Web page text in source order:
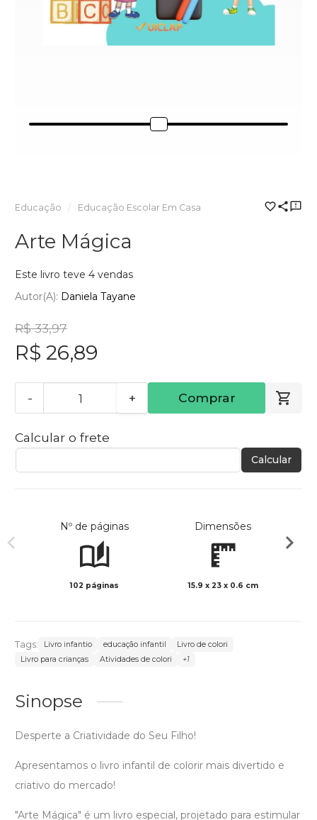
Educação Educação Escolar Em Casa
Arte Mágica
Este livro teve 4 vendas
Autor(a): Daniela Tayane
R$ 33,97
R$ 26,89
- + Comprar
Calcular o frete
Calcular
Nº de páginas
102 páginas
Dimensões
15.9 x 23 x 0.6 cm
Tags: Livro infantio educação infantil
Livro de colori
Livro para crianças
Atividades de colori +1
Sinopse
Desperte a Criatividade do Seu Filho!
Apresentamos o livro infantil de colorir mais divertido e
criativo do mercado!
"Arte Mágica" é um livro especial, projetado para estimular